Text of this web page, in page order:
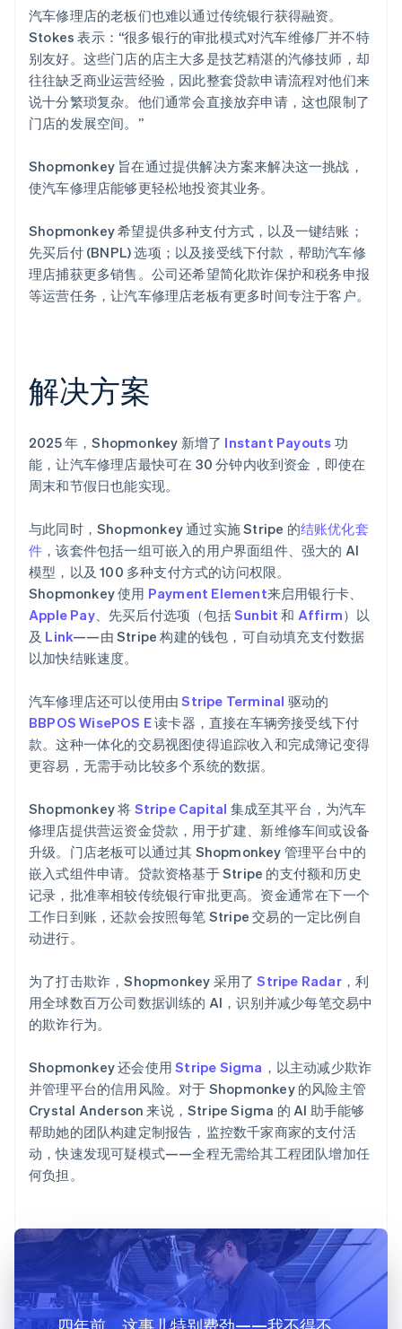
汽车修理店的老板们也难以通过传统银行获得融资。
Stokes 表示：“很多银行的审批模式对汽车维修厂并不特
别友好。这些门店的店主大多是技艺精湛的汽修技师，却
往往缺乏商业运营经验，因此整套贷款申请流程对他们来
说十分繁琐复杂。他们通常会直接放弃申请，这也限制了
门店的发展空间。”
Shopmonkey 旨在通过提供解决方案来解决这一挑战，
使汽车修理店能够更轻松地投资其业务。
Shopmonkey 希望提供多种支付方式，以及一键结账；
先买后付 (BNPL) 选项；以及接受线下付款，帮助汽车修
理店捕获更多销售。公司还希望简化欺诈保护和税务申报
等运营任务，让汽车修理店老板有更多时间专注于客户。
解决方案
2025 年，Shopmonkey 新增了 Instant Payouts 功
能，让汽车修理店最快可在 30 分钟内收到资金，即使在
周末和节假日也能实现。
与此同时，Shopmonkey 通过实施 Stripe 的结账优化套
件 ，该套件包括一组可嵌入的用户界面组件、强大的 AI
模型，以及 100 多种支付方式的访问权限。
Shopmonkey 使用 Payment Element来启用银行卡、
Apple Pay、先买后付选项（包括Sunbit 和 Affirm）以
及 Link——由 Stripe 构建的钱包，可自动填充支付数据
以加快结账速度。
汽车修理店还可以使用由Stripe Terminal 驱动的
BBPOS WisePOS E读卡器，直接在车辆旁接受线下付
款。这种一体化的交易视图使得追踪收入和完成簿记变得
更容易，无需手动比较多个系统的数据。
Shopmonkey 将 Stripe Capital 集成至其平台，为汽车
修理店提供营运资金贷款，用于扩建、新维修车间或设备
升级。门店老板可以通过其 Shopmonkey 管理平台中的
嵌入式组件申请。贷款资格基于 Stripe 的支付额和历史
记录，批准率相较传统银行审批更高。资金通常在下一个
工作日到账，还款会按照每笔 Stripe 交易的一定比例自
动进行。
为了打击欺诈，Shopmonkey 采用了Stripe Radar，利
用全球数百万公司数据训练的 AI，识别并减少每笔交易中
的欺诈行为。
Shopmonkey 还会使用Stripe Sigma ，以主动减少欺诈
并管理平台的信用风险。对于 Shopmonkey 的风险主管
Crystal Anderson 来说，Stripe Sigma 的 AI 助手能够
帮助她的团队构建定制报告，监控数千家商家的支付活
动，快速发现可疑模式——全程无需给其工程团队增加任
何负担。
四年前，这事儿特别费劲——我不得不